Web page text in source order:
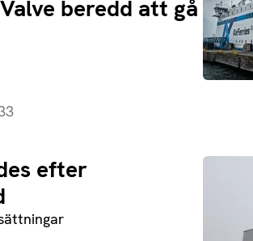
beredd att gå
efter